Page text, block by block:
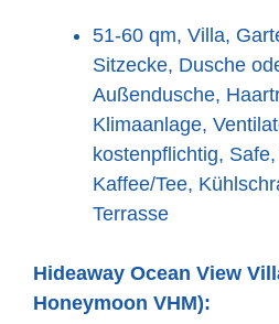
51-60 qm, Villa,
Sitzecke, Dusche
Außendusche,
Klimaanlage,
kostenpflichtig,
Kaffee/Tee,
Terrasse
Hideaway Ocean View
Honeymoon VHM):